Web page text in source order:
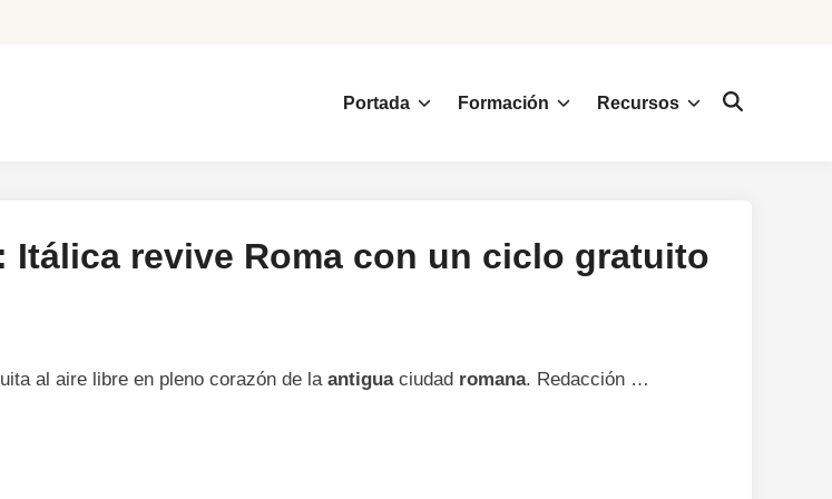
Portada Formación Recursos
revive Roma con un ciclo gratuito
al aire libre en pleno corazón de la antiguaciudad romana. Redacción …